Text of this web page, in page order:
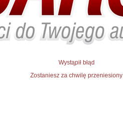
Wystąpił błąd
Zostaniesz za chwilę przeniesiony